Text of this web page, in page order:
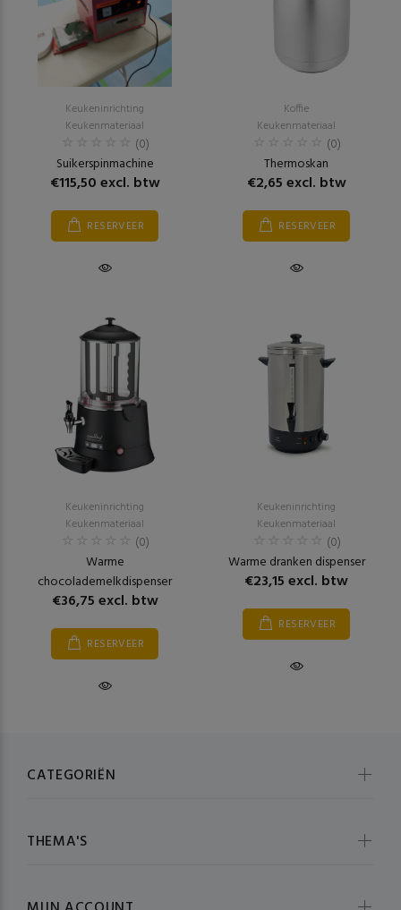
Keukeninrichting
Keukenmateriaal
(0)
Suikerspinmachine
€115,50 excl. btw
RESERVEER
Koffie
Keukenmateriaal
(0)
Thermoskan
€2,65 excl. btw
RESERVEER
Keukeninrichting
Keukenmateriaal
(0)
Warme
chocolademelkdispenser
€36,75 excl. btw
RESERVEER
Keukeninrichting
Keukenmateriaal
(0)
Warme dranken dispenser
€23,15 excl. btw
RESERVEER
CATEGORIËN
THEMA'S